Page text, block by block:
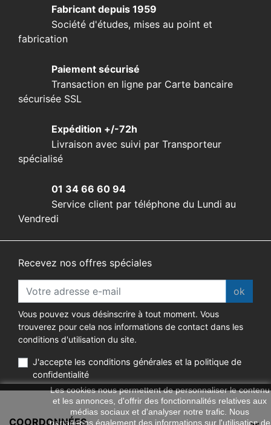
Fabricant depuis 1959
Société d'études, mises au point et
fabrication
Paiement sécurisé
Transaction en ligne par Carte bancaire
sécurisée SSL
Expédition +/-72h
Livraison avec suivi par Transporteur
spécialisé
01 34 66 60 94
Service client par téléphone du Lundi au
Vendredi
Recevez nos offres spéciales
ok
Vous pouvez vous désinscrire à tout moment. Vous
trouverez pour cela nos informations de contact dans les
conditions d'utilisation du site.
J'accepte les conditions générales et la politique de
confidentialité
COORDONNÉES
Les cookies nous permettent de personnaliser le contenu
et les annonces, d'offrir des fonctionnalités relatives aux
médias sociaux et d'analyser notre trafic. Nous
partageons également des informations sur l'utilisation de